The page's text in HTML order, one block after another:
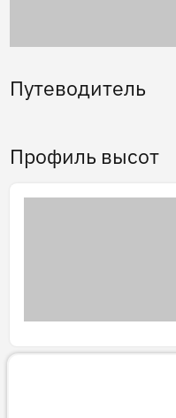
Путеводитель
Профиль высот